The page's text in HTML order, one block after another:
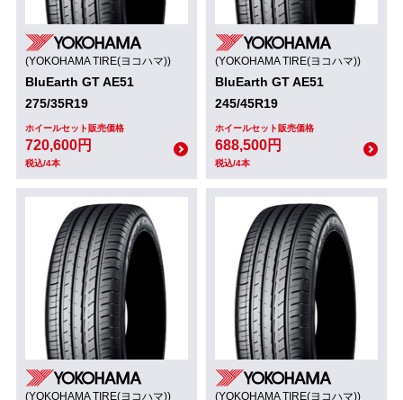
(YOKOHAMA TIRE(ヨコハマ))
BluEarth GT AE51
275/35R19
ホイールセット販売価格
720,600円
税込/4本
(YOKOHAMA TIRE(ヨコハマ))
BluEarth GT AE51
245/45R19
ホイールセット販売価格
688,500円
税込/4本
(YOKOHAMA TIRE(ヨコハマ)) (YOKOHAMA TIRE(ヨコハマ))